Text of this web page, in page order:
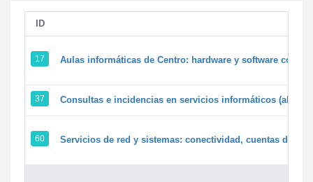
ID
17 Aulas informáticas de Centro: hardware y software
37 Consultas e incidencias en servicios informáticos
60 Servicios de red y sistemas: conectividad, cuentas de